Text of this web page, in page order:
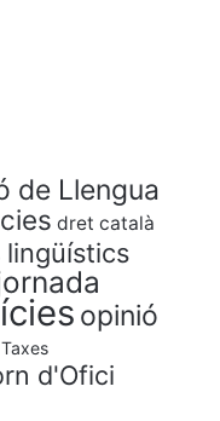
de Llengua
dret català
opinió
Taxes
d'Ofici